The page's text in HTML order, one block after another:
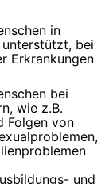
in
bei
Erkrankungen
bei
wie z.B.
Folgen von
und